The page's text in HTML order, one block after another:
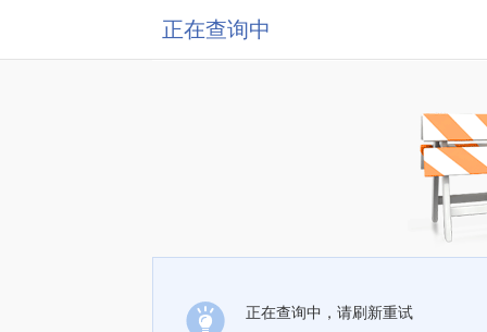
正在查询中
正在查询中，请刷新重试